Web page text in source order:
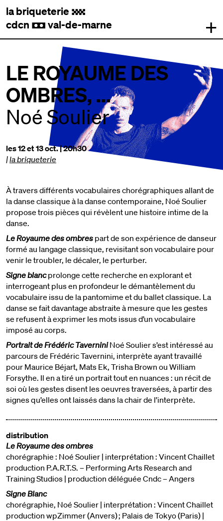
la briqueterie .
cdcn , val-de-marne +
LE ROYAUME DES
OMBRES, ...
Noé Soulier
les 12 et 13 oct. | 20h30
|la briqueterie
À travers différents vocabulaires chorégraphiques allant de
la danse classique à la danse contemporaine, Noé Soulier
propose trois pièces qui révèlent une histoire intime de la
danse.
Le Royaume des ombres part de son expérience de danseur
formé au langage classique, revisitant son vocabulaire pour
venir le troubler, le décaler, le perturber.
Signe blancprolonge cette recherche en explorant et
interrogeant plus en profondeur le démantèlement du
vocabulaire issu de la pantomime et du ballet classique. La
danse se fait davantage abstraite à mesure que les gestes
se refusent à exprimer les mots issus d’un vocabulaire
imposé au corps.
Portrait de Frédéric TaverniniNoé Soulier s’est intéressé au
parcours de Frédéric Tavernini, interprète ayant travaillé
pour Maurice Béjart, Mats Ek, Trisha Brown ou William
Forsythe. Il en a tiré un portrait tout en nuances : un récit de
soi où les gestes disent les oeuvres traversées, à partir des
signes qu’elles ont laissés dans la chair de l’interprète.
distribution
Le Royaume des ombres
chorégraphie : Noé Soulier | interprétation : Vincent Chaillet
production P.A.R.T.S. – Performing Arts Research and
Training Studios | production déléguée Cndc – Angers
Signe Blanc
chorégraphie, Noé Soulier | interprétation : Vincent Chaillet
production wpZimmer (Anvers) ; Palais de Tokyo (Paris) |